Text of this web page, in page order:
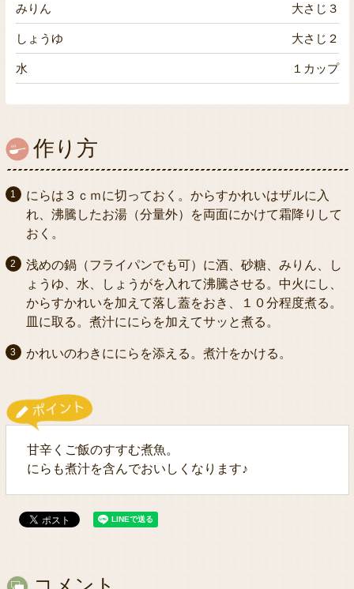
みりん 大さじ３
しょうゆ 大さじ２
水 １カップ
作り方
にらは３ｃｍに切っておく。からすかれいはザルに入
れ、沸騰したお湯（分量外）を両面にかけて霜降りして
おく。
浅めの鍋（フライパンでも可）に酒、砂糖、みりん、し
ょうゆ、水、しょうがを入れて沸騰させる。中火にし、
からすかれいを加えて落し蓋をおき、１０分程度煮る。
皿に取る。煮汁ににらを加えてサッと煮る。
かれいのわきににらを添える。煮汁をかける。
甘辛くご飯のすすむ煮魚。
にらも煮汁を含んでおいしくなります♪